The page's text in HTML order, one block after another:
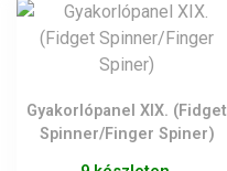
Gyakorlópanel XIX. (Fidget
Spinner/Finger Spiner)